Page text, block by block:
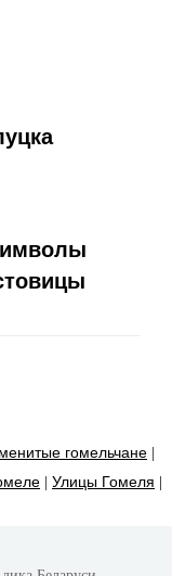
гомельчане |
| Улицы Гомеля |